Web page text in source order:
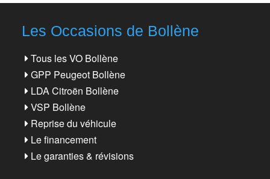
Les Occasions de Bollène
Tous les VO Bollène
GPP Peugeot Bollène
LDA Citroën Bollène
VSP Bollène
Reprise du véhicule
Le financement
Le garanties & révisions